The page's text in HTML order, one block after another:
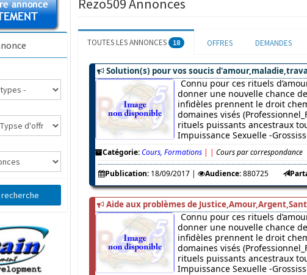
recherche
Rezo509 Annonces
TOUTES LES ANNONCES 18 OFFRES DEMANDES
Solution(s) pour vos soucis
Connu pour ces rituels
donner une nouvelle chance
infidèles prennent le droit
domaines visés
rituels puissants ancestraux
Impuissance Sexuelle -
Catégorie: Cours, Formations | | Cours par correspondance
Publication: 18/09/2017| Audience: 880725
Aide aux problèmes de
Connu pour ces rituels
donner une nouvelle chance
infidèles prennent le droit
domaines visés
rituels puissants ancestraux
Impuissance Sexuelle -